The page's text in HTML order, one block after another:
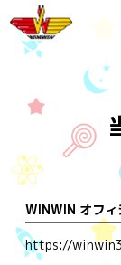
WINWIN オフィ
https://